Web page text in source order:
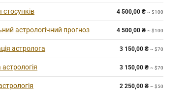
стосунків 4 500,00 ₴ ~ $100
астрологічний прогноз 4 500,00 ₴ ~ $100
астролога 3 150,00 ₴ ~ $70
3 150,00 ₴ ~ $70
2 250,00 ₴ ~ $50